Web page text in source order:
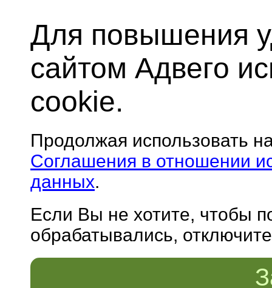
Для повышения
сайтом Адвего
cookie.
Продолжая использовать
Соглашения в отношении
данных.
Если Вы не хотите, чтобы
обрабатывались,